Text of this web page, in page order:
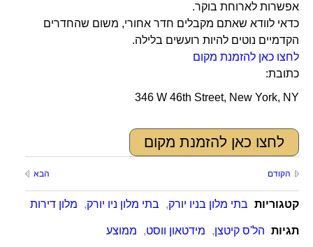
אפשרות לארוחת בוקר.
כדאי לוודא שאתם מקבלים חדר אחורי, משום שהחדרים
הקדמיים נוטים להיות רועשים בלילה.
לחצו כאן להזמנת מקום
כתובת:
346 W 46th Street, New York, NY
לחצו כאן להזמנת מקום
הקודם הבא
קטגוריות בתי מלון בניו יורק, בתי מלון ניו יורק, מלון דירות
תגיות הל'ס קיטצן, מידטאון ווסט, ממוצע